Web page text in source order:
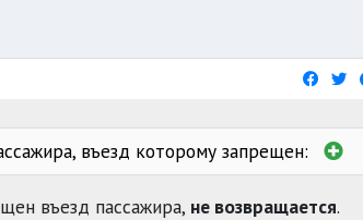
въезд которому запрещен:
въезд пассажира, не возвращается.